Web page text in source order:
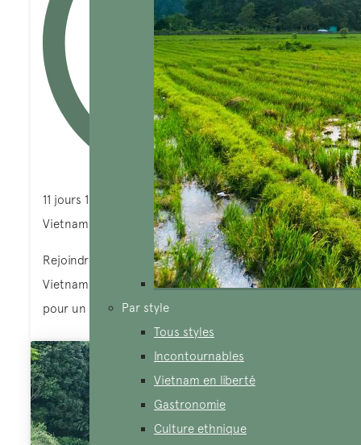
Par style
Tous styles
Incontournables
Vietnam en liberté
Gastronomie
Culture ethnique
11 jours 10 nuits
Vietnam du Nord au Sud
Rejoindre un groupe pour ce voyage 11 jours au
Vietnam en passant par des visites essentielles
pour un tarif très concurentiel.